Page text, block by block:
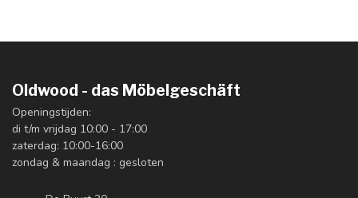
Oldwood - das Möbelgeschäft
Openingstijden:
di t/m vrijdag 10:00 - 17:00
zaterdag: 10:00-16:00
zondag & maandag : gesloten